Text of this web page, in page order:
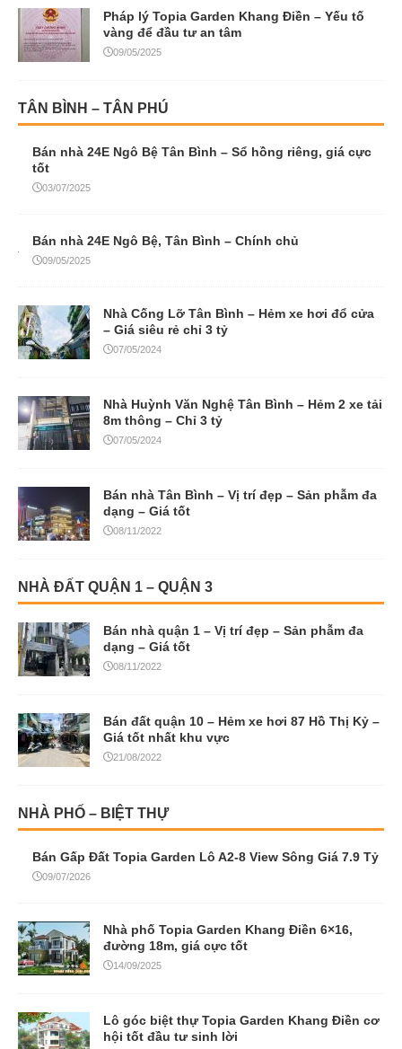
Pháp lý Topia Garden Khang Điền – Yếu tố
vàng để đầu tư an tâm
09/05/2025
TÂN BÌNH – TÂN PHÚ
Bán nhà 24E Ngô Bệ Tân Bình – Sổ hồng riêng, giá cực
tốt
03/07/2025
Bán nhà 24E Ngô Bệ, Tân Bình – Chính chủ
09/05/2025
Nhà Cống Lỡ Tân Bình – Hẻm xe hơi đổ cửa
– Giá siêu rẻ chỉ 3 tỷ
07/05/2024
Nhà Huỳnh Văn Nghệ Tân Bình – Hẻm 2 xe tải
8m thông – Chỉ 3 tỷ
07/05/2024
Bán nhà Tân Bình – Vị trí đẹp – Sản phẫm đa
dạng – Giá tốt
08/11/2022
NHÀ ĐẤT QUẬN 1 – QUẬN 3
Bán nhà quận 1 – Vị trí đẹp – Sản phẫm đa
dạng – Giá tốt
08/11/2022
Bán đất quận 10 – Hẻm xe hơi 87 Hồ Thị Kỷ –
Giá tốt nhất khu vực
21/08/2022
NHÀ PHỐ – BIỆT THỰ
Bán Gấp Đất Topia Garden Lô A2-8 View Sông Giá 7.9 Tỷ
09/07/2026
Nhà phố Topia Garden Khang Điền 6×16,
đường 18m, giá cực tốt
14/09/2025
Lô góc biệt thự Topia Garden Khang Điền cơ
hội tốt đầu tư sinh lời